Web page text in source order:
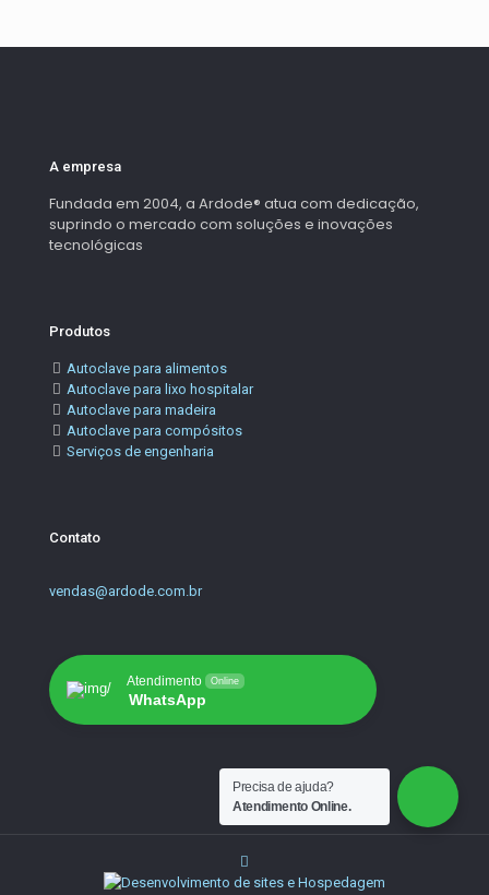
A empresa
Fundada em 2004, a Ardode® atua com dedicação,
suprindo o mercado com soluções e inovações
tecnológicas
Produtos
Autoclave para alimentos
Autoclave para lixo hospitalar
Autoclave para madeira
Autoclave para compósitos
Serviços de engenharia
Contato
vendas@ardode.com.br
Atendimento Online
WhatsApp
Precisa de ajuda?
Atendimento Online.